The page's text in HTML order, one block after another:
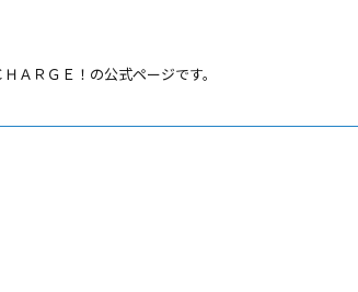
ＡＲＧＥ！の公式ページです。